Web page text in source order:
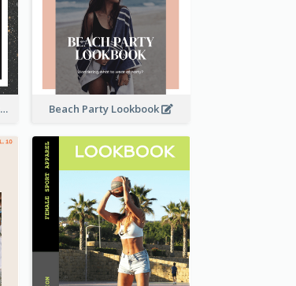
Elegant Accessories Lookbook Beach Party Lookbook